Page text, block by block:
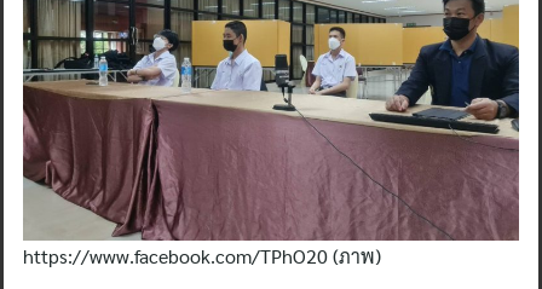
https://www.facebook.com/TPhO20 (ภาพ)